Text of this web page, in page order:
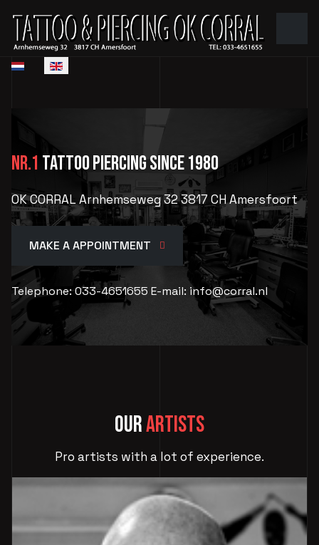
Select your language
NR.1 TATTOO PIERCING since 1980
OK CORRAL Arnhemseweg 32 3817 CH Amersfoort
MAKE A APPOINTMENT
Telephone: 033-4651655 E-mail: info@corral.nl
Ourartists
Pro artists with a lot of experience.